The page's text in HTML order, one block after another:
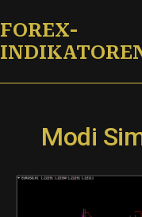
Inhalt
springen
FOREX-
Modi